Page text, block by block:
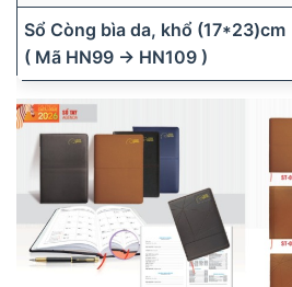
Sổ Còng bìa da, khổ (17*23)cm
( Mã HN99 → HN109 )